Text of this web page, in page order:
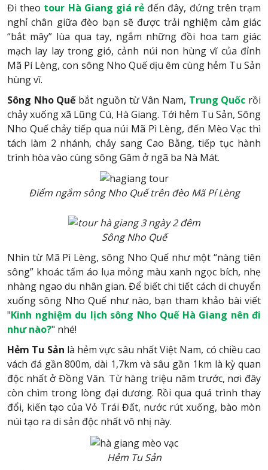
Đi theo tour Hà Giang giá rẻ đến đây, đứng trên trạm
nghỉ chân giữa đèo bạn sẽ được trải nghiệm cảm giác
“bắt mây” lùa qua tay, ngắm những đồi hoa tam giác
mạch lay lay trong gió, cảnh núi non hùng vĩ của đỉnh
Mã Pí Lèng, con sông Nho Quế dịu êm cùng hẻm Tu Sản
hùng vĩ.
Sông Nho Quếbắt nguồn từ Vân Nam, Trung Quốc rồi
chảy xuống xã Lũng Cú, Hà Giang. Tới hẻm Tu Sản, Sông
Nho Quế chảy tiếp qua núi Mã Pì Lèng, đến Mèo Vạc thì
tách làm 2 nhánh, chảy sang Cao Bằng, tiếp tục hành
trình hòa vào cùng sông Gâm ở ngã ba Nà Mát.
Điểm ngắm sông Nho Quế trên đèo Mã Pí Lèng
Sông Nho Quế
Nhìn từ Mã Pì Lèng, sông Nho Quế như một “nàng tiên
sông” khoác tấm áo lụa mỏng màu xanh ngọc bích, nhẹ
nhàng ngao du nhân gian. Để biết chi tiết cách di chuyển
xuống sông Nho Quế như nào, bạn tham khảo bài viết
"Kinh nghiệm du lịch sông Nho Quế Hà Giang nên đi
như nào?" nhé!
Hẻm Tu Sản là hẻm vực sâu nhất Việt Nam, có chiều cao
vách đá gần 800m, dài 1,7km và sâu gần 1km là kỳ quan
độc nhất ở Đồng Văn. Từ hàng triệu năm trước, nơi đây
còn chìm trong lòng đại dương. Rồi qua quá trình thay
đổi, kiến tạo của Vỏ Trái Đất, nước rút xuống, bào mòn
núi tạo ra di sản độc nhất vô nhị này.
Hẻm Tu Sản